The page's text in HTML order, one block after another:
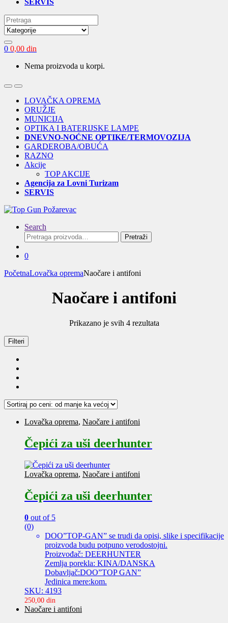
SERVIS
Search
for:
0 0,00 din
Nema proizvoda u korpi.
OpenClose
LOVAČKA OPREMA
ORUŽJE
MUNICIJA
OPTIKA I BATERIJSKE LAMPE
DNEVNO-NOĆNE OPTIKE/TERMOVOZIJA
GARDEROBA/OBUĆA
RAZNO
Akcije
TOP AKCIJE
Agencija za Lovni Turizam
SERVIS
Search
Pretraga
za:
Pretraži
0
PočetnaLovačka opremaNaočare i antifoni
Naočare i antifoni
Prikazano je svih 4 rezultataSortirano
Filteri
Lovačka oprema, Naočare i antifoni
Čepići za uši deerhunter
Lovačka oprema, Naočare i antifoni
Čepići za uši deerhunter
0 out of 5
(0)
DOO”TOP-GAN” se trudi da opisi, slike i specifikacije
proizvoda budu potpuno verodostojni.
Proizvođač: DEERHUNTER
Zemlja porekla: KINA/DANSKA
Dobavljač:DOO”TOP GAN”
Jedinica mere:kom.
SKU: 4193
250,00 din
Naočare i antifoni